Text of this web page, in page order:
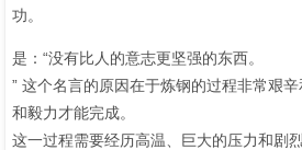
功。
是：“没有比人的意志更坚强的东西。
” 这个名言的原因在于炼钢的过程非常艰
和毅力才能完成。
这一过程需要经历高温、巨大的压力和剧